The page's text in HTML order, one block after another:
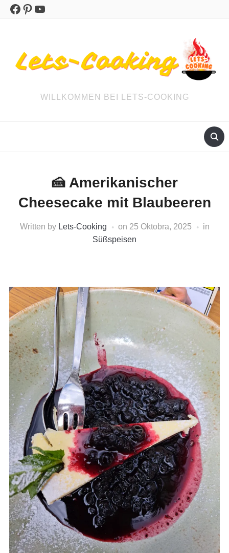
Facebook
Pinterest
YouTube
WILLKOMMEN BEI LETS-COOKING
🍰 Amerikanischer
Cheesecake mit Blaubeeren
Written by Lets-Cooking on 25 Oktobra, 2025
in
Süßspeisen